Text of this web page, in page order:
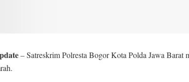
– Satreskrim Polresta Bogor Kota Polda Jawa Barat